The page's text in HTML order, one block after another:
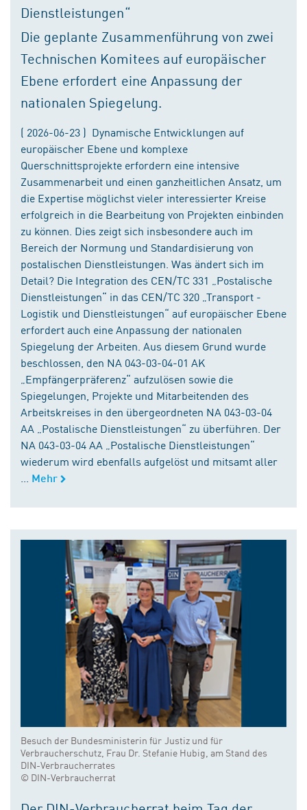
Dienstleistungen“
Die geplante Zusammenführung von zwei
Technischen Komitees auf europäischer
Ebene erfordert eine Anpassung der
nationalen Spiegelung.
( 2026-06-23 ) Dynamische Entwicklungen auf
europäischer Ebene und komplexe
Querschnittsprojekte erfordern eine intensive
Zusammenarbeit und einen ganzheitlichen Ansatz, um
die Expertise möglichst vieler interessierter Kreise
erfolgreich in die Bearbeitung von Projekten einbinden
zu können. Dies zeigt sich insbesondere auch im
Bereich der Normung und Standardisierung von
postalischen Dienstleistungen. Was ändert sich im
Detail? Die Integration des CEN/TC 331 „Postalische
Dienstleistungen“ in das CEN/TC 320 „Transport -
Logistik und Dienstleistungen“ auf europäischer Ebene
erfordert auch eine Anpassung der nationalen
Spiegelung der Arbeiten. Aus diesem Grund wurde
beschlossen, den NA 043-03-04-01 AK
„Empfängerpräferenz“ aufzulösen sowie die
Spiegelungen, Projekte und Mitarbeitenden des
Arbeitskreises in den übergeordneten NA 043-03-04
AA „Postalische Dienstleistungen“ zu überführen. Der
NA 043-03-04 AA „Postalische Dienstleistungen“
wiederum wird ebenfalls aufgelöst und mitsamt aller
Mehr
Besuch der Bundesministerin für Justiz und für
Verbraucherschutz, Frau Dr. Stefanie Hubig, am Stand des
DIN-Verbraucherrates
© DIN-Verbraucherrat